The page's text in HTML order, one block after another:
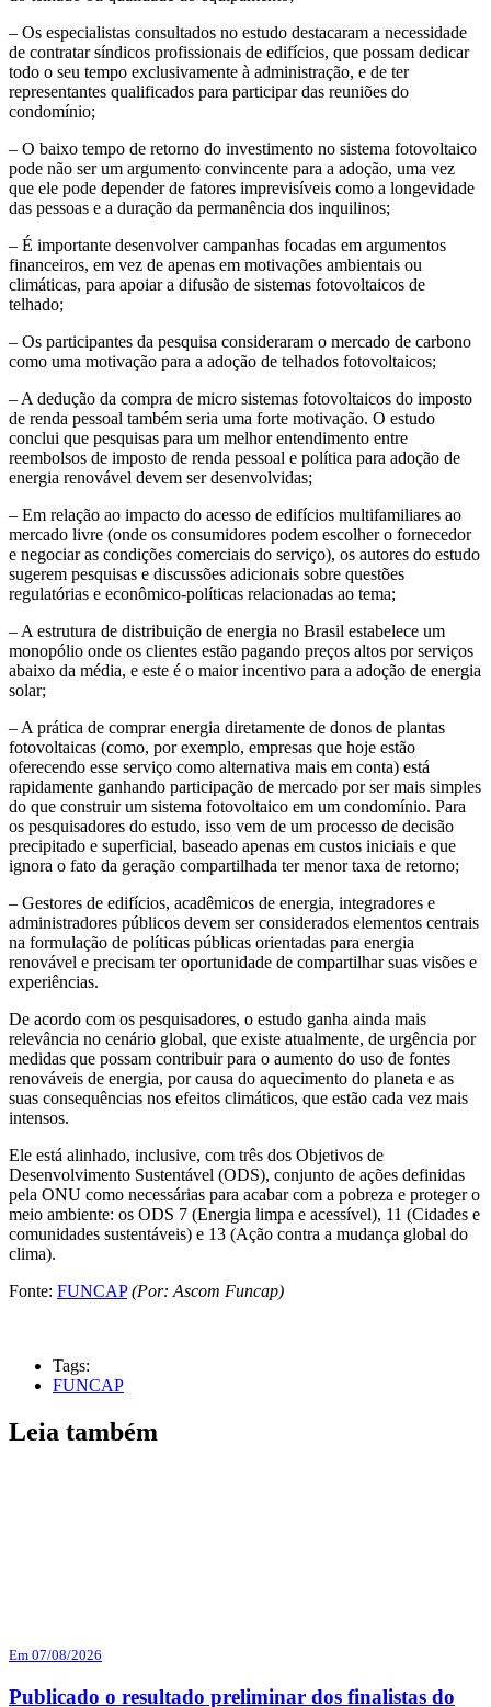
– Os especialistas consultados no estudo destacaram a necessidade
de contratar síndicos profissionais de edifícios, que possam dedicar
todo o seu tempo exclusivamente à administração, e de ter
representantes qualificados para participar das reuniões do
condomínio;
– O baixo tempo de retorno do investimento no sistema fotovoltaico
pode não ser um argumento convincente para a adoção, uma vez
que ele pode depender de fatores imprevisíveis como a longevidade
das pessoas e a duração da permanência dos inquilinos;
– É importante desenvolver campanhas focadas em argumentos
financeiros, em vez de apenas em motivações ambientais ou
climáticas, para apoiar a difusão de sistemas fotovoltaicos de
telhado;
– Os participantes da pesquisa consideraram o mercado de carbono
como uma motivação para a adoção de telhados fotovoltaicos;
– A dedução da compra de micro sistemas fotovoltaicos do imposto
de renda pessoal também seria uma forte motivação. O estudo
conclui que pesquisas para um melhor entendimento entre
reembolsos de imposto de renda pessoal e política para adoção de
energia renovável devem ser desenvolvidas;
– Em relação ao impacto do acesso de edifícios multifamiliares ao
mercado livre (onde os consumidores podem escolher o fornecedor
e negociar as condições comerciais do serviço), os autores do estudo
sugerem pesquisas e discussões adicionais sobre questões
regulatórias e econômico-políticas relacionadas ao tema;
– A estrutura de distribuição de energia no Brasil estabelece um
monopólio onde os clientes estão pagando preços altos por serviços
abaixo da média, e este é o maior incentivo para a adoção de energia
solar;
– A prática de comprar energia diretamente de donos de plantas
fotovoltaicas (como, por exemplo, empresas que hoje estão
oferecendo esse serviço como alternativa mais em conta) está
rapidamente ganhando participação de mercado por ser mais simples
do que construir um sistema fotovoltaico em um condomínio. Para
os pesquisadores do estudo, isso vem de um processo de decisão
precipitado e superficial, baseado apenas em custos iniciais e que
ignora o fato da geração compartilhada ter menor taxa de retorno;
– Gestores de edifícios, acadêmicos de energia, integradores e
administradores públicos devem ser considerados elementos centrais
na formulação de políticas públicas orientadas para energia
renovável e precisam ter oportunidade de compartilhar suas visões e
experiências.
De acordo com os pesquisadores, o estudo ganha ainda mais
relevância no cenário global, que existe atualmente, de urgência por
medidas que possam contribuir para o aumento do uso de fontes
renováveis de energia, por causa do aquecimento do planeta e as
suas consequências nos efeitos climáticos, que estão cada vez mais
intensos.
Ele está alinhado, inclusive, com três dos Objetivos de
Desenvolvimento Sustentável (ODS), conjunto de ações definidas
pela ONU como necessárias para acabar com a pobreza e proteger o
meio ambiente: os ODS 7 (Energia limpa e acessível), 11 (Cidades e
comunidades sustentáveis) e 13 (Ação contra a mudança global do
clima).
Fonte: FUNCAP (Por: Ascom Funcap)
Tags:
FUNCAP
Leia também
Em 07/08/2026
Publicado o resultado preliminar dos finalistas do